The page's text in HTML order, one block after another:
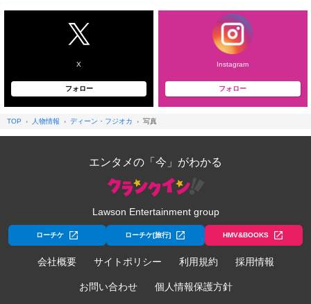
X
フォロー
Instagram
フォロー
TOP 人物情報 ディーン・フジオカ 写真
エンタメの「今」がわかる
Lawson Entertainment group
ローチケ ローチケ[旅行] HMV&BOOKS
会社概要 サイトポリシー 利用規約 採用情報
お問い合わせ 個人情報保護方針